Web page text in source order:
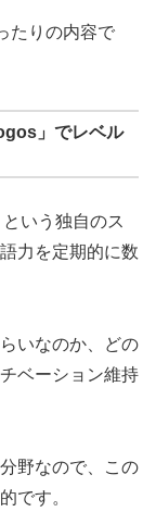
たりの内容で
」でレベル
いう独自のス
力を定期的に数
いなのか、どの
ベーション維持
野なので、この
です。